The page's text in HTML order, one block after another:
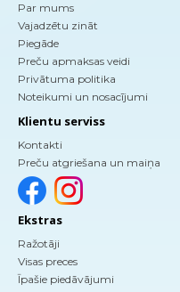
Par mums
Vajadzētu zināt
Piegāde
Preču apmaksas veidi
Privātuma politika
Noteikumi un nosacījumi
Klientu serviss
Kontakti
Preču atgriešana un maiņa
Ekstras
Ražotāji
Visas preces
Īpašie piedāvājumi